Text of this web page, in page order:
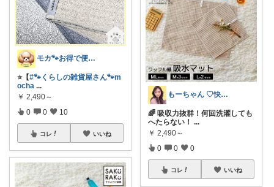
モカ🐾お得で便利💛犬とのおうち時間
⭐️【#🐾くらしの雑貨屋さん🐾m
ocha ...
￥ 2,490～
0 0 10
コレ いいね
もーちゃん ♡快適生活~旅行大好き🌈✨
🌈 吸収力抜群！何回洗濯しても
へたらない！ ...
￥ 2,490～
0 0 0
コレ いいね